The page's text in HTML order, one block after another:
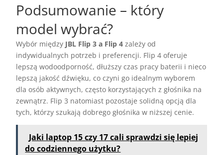
Podsumowanie – który
model wybrać?
Wybór między JBL Flip 3 a Flip 4 zależy od
indywidualnych potrzeb i preferencji. Flip 4 oferuje
lepszą wodoodporność, dłuższy czas pracy baterii i nieco
lepszą jakość dźwięku, co czyni go idealnym wyborem
dla osób aktywnych, często korzystających z głośnika na
zewnątrz. Flip 3 natomiast pozostaje solidną opcją dla
tych, którzy szukają dobrego głośnika w niższej cenie.
Jaki laptop 15 czy 17 cali sprawdzi się lepiej
do codziennego użytku?